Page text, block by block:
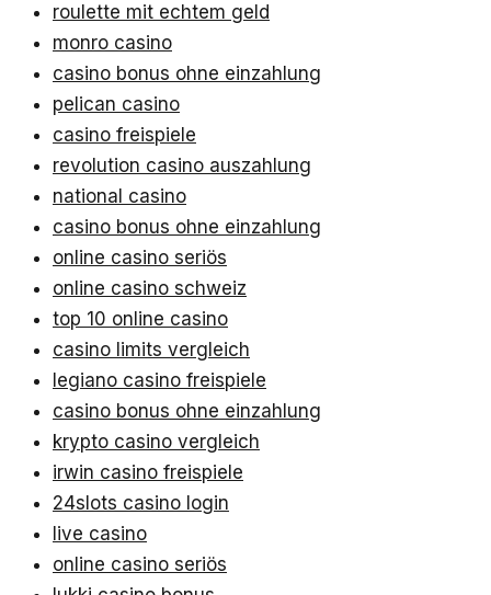
roulette mit echtem geld
monro casino
casino bonus ohne einzahlung
pelican casino
casino freispiele
revolution casino auszahlung
national casino
casino bonus ohne einzahlung
online casino seriös
online casino schweiz
top 10 online casino
casino limits vergleich
legiano casino freispiele
casino bonus ohne einzahlung
krypto casino vergleich
irwin casino freispiele
24slots casino login
live casino
online casino seriös